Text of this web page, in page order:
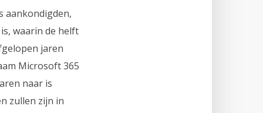
aankondigden,
waarin de helft
jaren
Microsoft 365
naar is
zullen zijn in